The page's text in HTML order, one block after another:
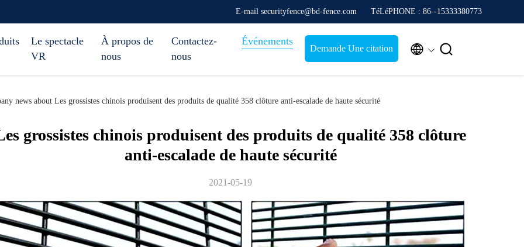
E-mail securityfence@bd-fence.com TéLéPHONE : 86--15333380773
Le spectacle
VR
À propos de
nous
Contactez-
nous
Événements
Demande Une citation  
news about Les grossistes chinois produisent des produits de qualité 358 clôture anti-escalade de haute sécurité
grossistes chinois produisent des produits de qualité 358 clôture
anti-escalade de haute sécurité
2021-05-19